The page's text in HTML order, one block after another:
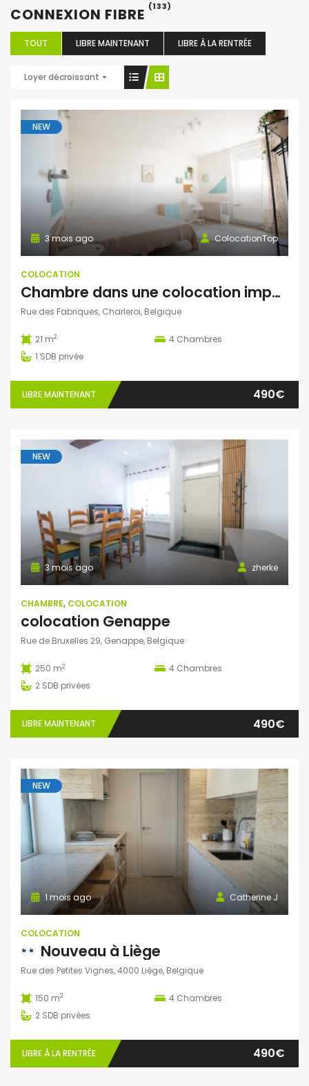
CONNEXION FIBRE (133)
TOUT LIBRE MAINTENANT LIBRE À LA RENTRÉE
Loyer décroissant
NEW
ColocationTop
3 mois ago
COLOCATION
Chambre dans une colocation impeccable
Rue des Fabriques, Charleroi, Belgique
21 m2 4 Chambres
1 SDB privée
LIBRE MAINTENANT 490€
NEW
zherke
3 mois ago
CHAMBRE, COLOCATION
colocation Genappe
Rue de Bruxelles 29, Genappe, Belgique
250 m2 4 Chambres
2 SDB privées
LIBRE MAINTENANT 490€
NEW
Catherine J
1 mois ago
COLOCATION
Nouveau à Liège
Rue des Petites Vignes, 4000 Liège, Belgique
150 m2 4 Chambres
2 SDB privées
LIBRE À LA RENTRÉE 490€